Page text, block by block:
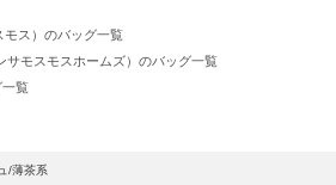
モス）のバッグ一覧
サモスモスホームズ）のバッグ一覧
一覧
ハルバイサマンサモスモス）のバッグ一覧
スモス ブルー）のバッグ一覧
/薄茶系